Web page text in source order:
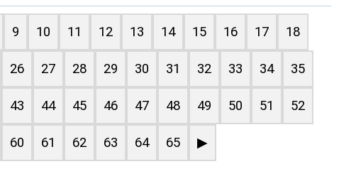
9 10 11 12 13 14 15 16 17 18
26 27 28 29 30 31 32 33 34 35
43 44 45 46 47 48 49 50 51 52
60 61 62 63 64 65 ▶